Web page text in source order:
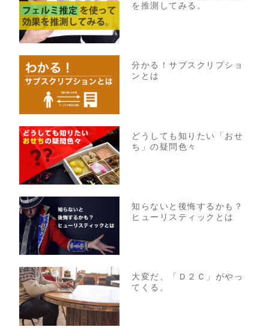
を推測してみる。
分かる！サブスクリプショ
ンとは
どうしても知りたい「おせ
ち」の疑問色々
知らないと後悔するかも？
ヒューリスティックとは
大変だ、「Ｄ２Ｃ」がやっ
てくる。